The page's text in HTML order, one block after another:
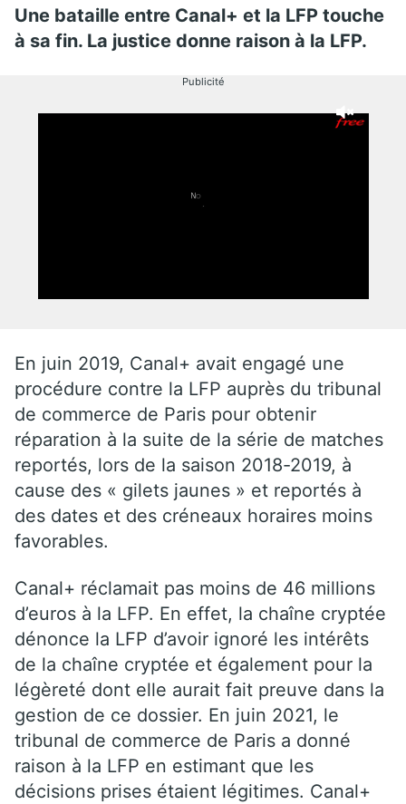
Une bataille entre Canal+ et la LFP touche
à sa fin. La justice donne raison à la LFP.
Publicité
En juin 2019, Canal+ avait engagé une
procédure contre la LFP auprès du tribunal
de commerce de Paris pour obtenir
réparation à la suite de la série de matches
reportés, lors de la saison 2018-2019, à
cause des « gilets jaunes » et reportés à
des dates et des créneaux horaires moins
favorables.
Canal+ réclamait pas moins de 46 millions
d’euros à la LFP. En effet, la chaîne cryptée
dénonce la LFP d’avoir ignoré les intérêts
de la chaîne cryptée et également pour la
légèreté dont elle aurait fait preuve dans la
gestion de ce dossier. En juin 2021, le
tribunal de commerce de Paris a donné
raison à la LFP en estimant que les
décisions prises étaient légitimes. Canal+